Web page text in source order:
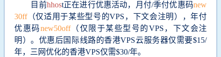
目前hhost正在进行优惠活动，月付/季付优惠码new
30ff（仅适用于某些型号的VPS，下文会注明），年付
优惠码new50off（仅限于某些型号的VPS，下文会注
明）。优惠后国际线路的香港VPS云服务器仅需要$15/
年，三网优化的香港VPS仅需$30/年。